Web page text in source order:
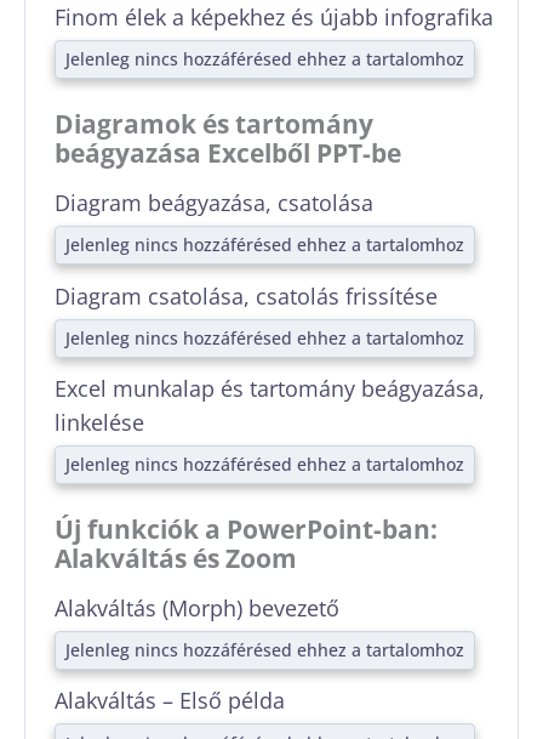
Finom élek a képekhez és újabb infografika
Jelenleg nincs hozzáférésed ehhez a tartalomhoz
Diagramok és tartomány
beágyazása Excelből PPT-be
Diagram beágyazása, csatolása
Jelenleg nincs hozzáférésed ehhez a tartalomhoz
Diagram csatolása, csatolás frissítése
Jelenleg nincs hozzáférésed ehhez a tartalomhoz
Excel munkalap és tartomány beágyazása,
linkelése
Jelenleg nincs hozzáférésed ehhez a tartalomhoz
Új funkciók a PowerPoint-ban:
Alakváltás és Zoom
Alakváltás (Morph) bevezető
Jelenleg nincs hozzáférésed ehhez a tartalomhoz
Alakváltás – Első példa